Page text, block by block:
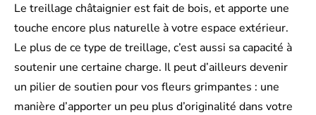
Le treillage châtaignier est fait de bois, et apporte une
touche encore plus naturelle à votre espace extérieur.
Le plus de ce type de treillage, c’est aussi sa capacité à
soutenir une certaine charge. Il peut d’ailleurs devenir
un pilier de soutien pour vos fleurs grimpantes : une
manière d’apporter un peu plus d’originalité dans votre